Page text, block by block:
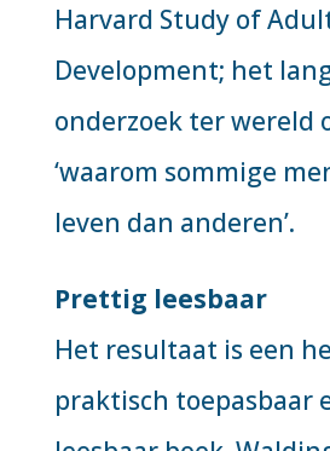
Harvard Study of
Development; het
onderzoek ter wereld
‘waarom sommige
leven dan anderen’.
Prettig leesbaar
Het resultaat is een
praktisch toepasbaar